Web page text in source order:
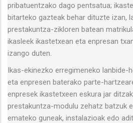
pribatuentzako dago pentsatua;
bitarteko gazteak behar dituzte izan,
prestakuntza-zikloren batean
ikasleek ikastetxean eta enpresan
izango duten.
Ikas-ekinezko erregimeneko lanbide-
eta enpresen baterako parte-
enpresek ikastetxeen eskura jar
prestakuntza-modulu zehatz batzuk
emateko guneak, instalazioak edo